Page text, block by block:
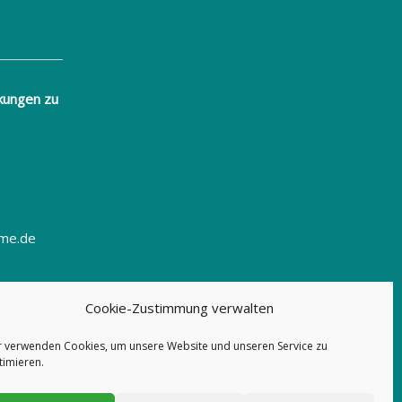
Cookie-Zustimmung verwalten
verwenden Cookies, um unsere Website und unseren Service zu
zu